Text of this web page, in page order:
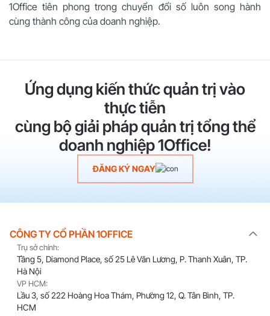
1Office tiên phong trong chuyển đổi số luôn song hành
cùng thành công của doanh nghiệp.
Ứng dụng kiến thức quản trị vào
thực tiễn
cùng bộ giải pháp quản trị tổng thể
doanh nghiệp 1Office!
ĐĂNG KÝ NGAY
CÔNG TY CỔ PHẦN 1OFFICE
Trụ sở chính:
Tầng 5, Diamond Place, số 25 Lê Văn Lương, P. Thanh Xuân, TP.
Hà Nội
VP HCM:
Lầu 3, số 222 Hoàng Hoa Thám, Phường 12, Q. Tân Bình, TP.
HCM